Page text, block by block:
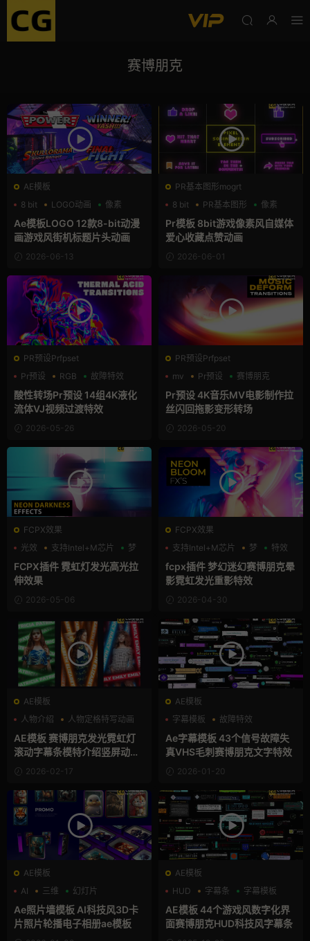
赛博朋克
AE模板
8 bit
LOGO动画 像素
Ae模板LOGO 12款8-bit动漫
画游戏风街机标题片头动画
2026-06-13
PR基本图形mogrt
8 bit
PR基本图形 像素
Pr模板 8bit游戏像素风自媒体
爱心收藏点赞动画
2026-06-01
PR预设Prfpset
Pr预设
RGB 故障特效
酸性转场Pr预设 14组4K液化
流体VJ视频过渡特效
2026-05-26
PR预设Prfpset
mv
Pr预设 赛博朋克
Pr预设 4K音乐MV电影制作拉
丝闪回拖影变形转场
2026-05-20
FCPX效果
光效
支持Intel+M芯片 梦
FCPX插件 霓虹灯发光高光拉
伸效果
2026-05-06
FCPX效果
支持Intel+M芯片
梦 特效
fcpx插件 梦幻迷幻赛博朋克晕
影霓虹发光重影特效
2026-04-30
AE模板
人物介绍
人物定格特写动画
动态海报
AE模板 赛博朋克发光霓虹灯
滚动字幕条模特介绍竖屏动态
海报2026-02-17
AE模板
字幕模板
故障特效
文字动画
Ae字幕模板 43个信号故障失
真VHS毛刺赛博朋克文字特效
2026-01-20
AE模板
AI
三维 幻灯片
Ae照片墙模板 AI科技风3D卡
片照片轮播电子相册ae模板
AE模板
HUD
字幕条 字幕模板
AE模板 44个游戏风数字化界
面赛博朋克HUD科技风字幕条